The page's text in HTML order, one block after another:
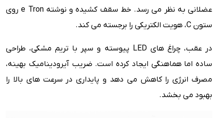
عضلانی به نظر می رسد. خط سقف کشیده و نوشته e Tron روی
ستون C، هویت الکتریکی را برجسته می کند.
در عقب، چراغ های LED پیوسته و سپر با تریم مشکی، طراحی
ساده اما هماهنگی ایجاد کرده است. ضریب آیرودینامیک بهینه،
مصرف انرژی را کاهش می دهد و پایداری در سرعت های بالا را
بهبود می بخشد.